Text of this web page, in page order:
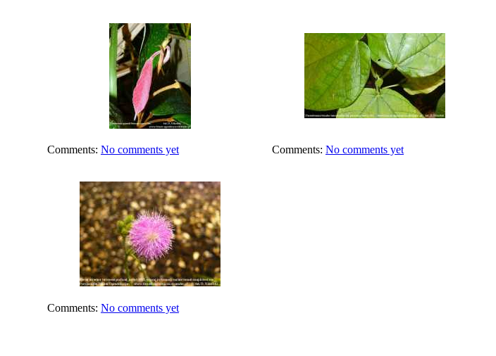
Comments: No comments yet Comments: No comments yet
Comments: No comments yet